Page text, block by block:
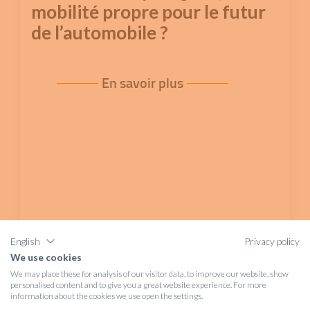
mobilité propre pour le futur
de l’automobile ?
En savoir plus
English
Privacy policy
We use cookies
We may place these for analysis of our visitor data, to improve our website, show
personalised content and to give you a great website experience. For more
information about the cookies we use open the settings.